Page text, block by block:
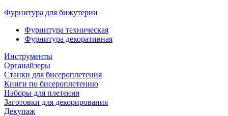
Фурнитура для бижутерии
Фурнитура техническая
Фурнитура декоративная
Инструменты
Органайзеры
Станки для бисероплетения
Книги по бисероплетению
Наборы для плетения
Заготовки для декорирования
Декупаж